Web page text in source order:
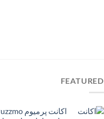
FEATURED